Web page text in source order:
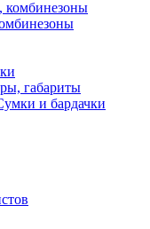
габариты
и бардачки